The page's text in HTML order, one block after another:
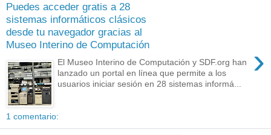
Puedes acceder gratis a 28
sistemas informáticos clásicos
desde tu navegador gracias al
Museo Interino de Computación
›
El Museo Interino de Computación y SDF.org han
lanzado un portal en línea que permite a los
usuarios iniciar sesión en 28 sistemas informá...
1 comentario: